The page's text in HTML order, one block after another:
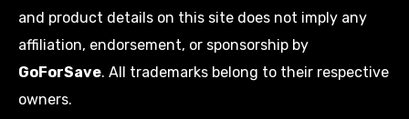
and product details on this site does not imply any
affiliation, endorsement, or sponsorship by
GoForSave. All trademarks belong to their respective
owners.